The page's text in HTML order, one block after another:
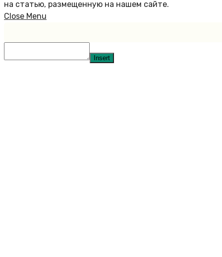
на статью, размещенную на нашем сайте.
Close Menu
Insert